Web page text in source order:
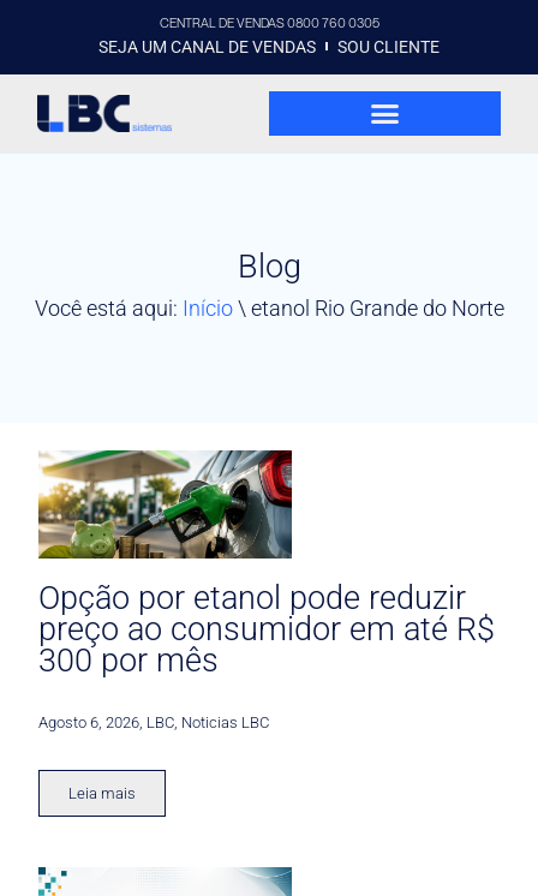
CENTRAL DE VENDAS 0800 760 0305
SEJA UM CANAL DE VENDAS SOU CLIENTE
Blog
Você está aqui: Início\ etanol Rio Grande do Norte
Opção por etanol pode reduzir
preço ao consumidor em até R$
300 por mês
Agosto 6, 2026 LBC Noticias LBC
Leia mais